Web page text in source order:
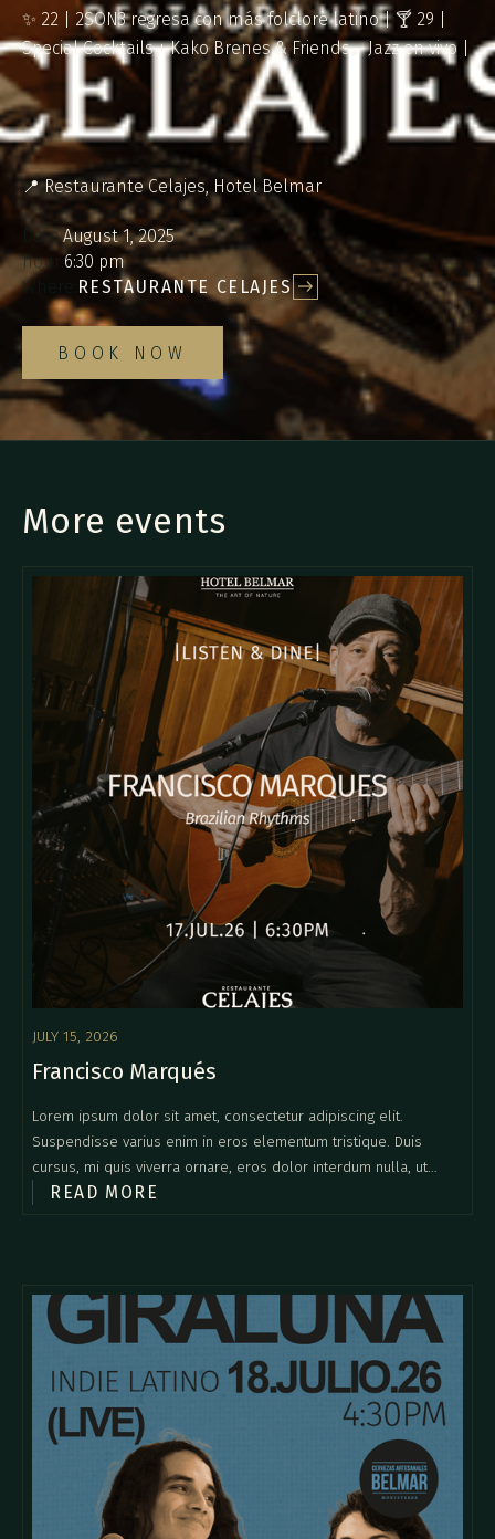
✨ 22 | 2SON3 regresa con más folclore latino | 🍸 29 |
Special Cocktails + Kako Brenes & Friends – Jazz en vivo |
📍 Restaurante Celajes, Hotel Belmar
Date:August 1, 2025
hour:6:30 pm
Where:
RESTAURANTE CELAJES
BOOK NOW
More events
JULY 15, 2026
Francisco Marqués
Lorem ipsum dolor sit amet, consectetur adipiscing elit.
Suspendisse varius enim in eros elementum tristique. Duis
cursus, mi quis viverra ornare, eros dolor interdum nulla, ut
commodo diam libero vitae erat. Aenean faucibus nibh et justo
READ MORE